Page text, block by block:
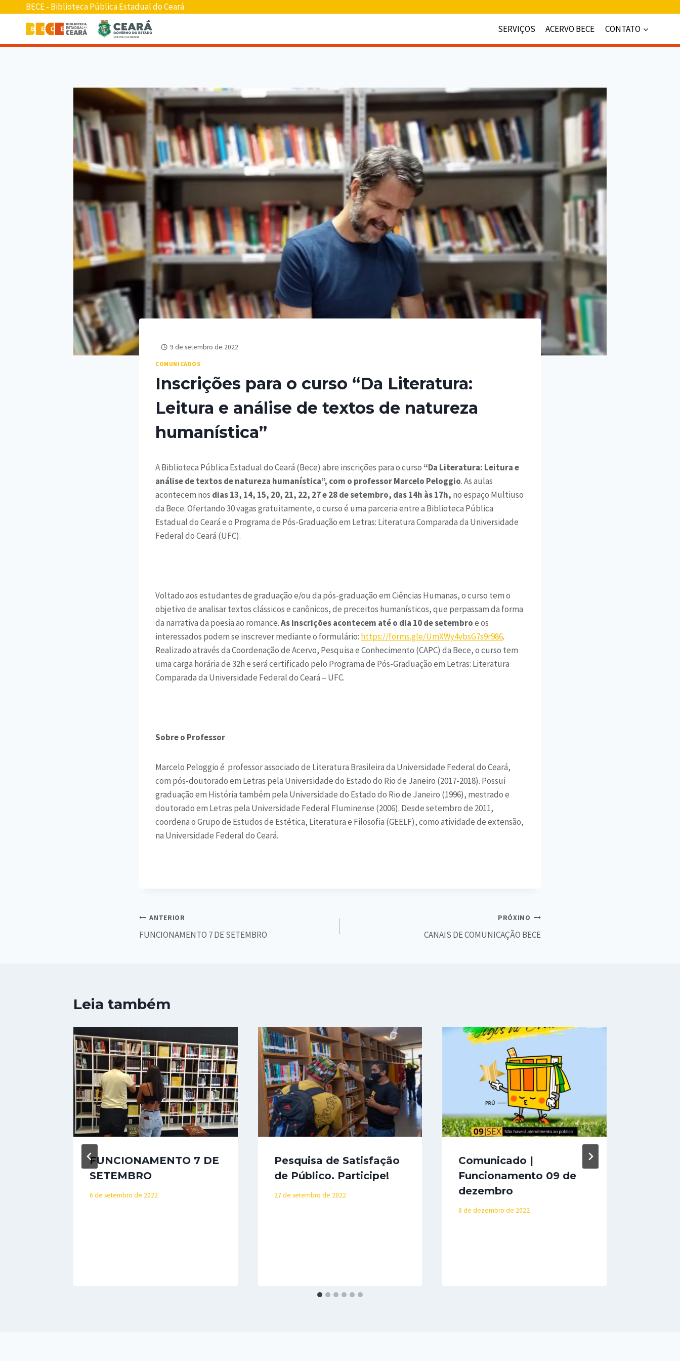
BECE - Biblioteca Pública Estadual do Ceará
SERVIÇOS
ACERVO BECE CONTATO
9 de setembro de 2022
COMUNICADOS
Inscrições para o curso “Da Literatura:
Leitura e análise de textos de natureza
humanística”
A Biblioteca Pública Estadual do Ceará (Bece) abre inscrições parao curso“Da Literatura: Leitura e
análise de textos de natureza humanística”, com o professor Marcelo Peloggio. As aulas
acontecem nos dias 13, 14, 15, 20, 21, 22, 27 e 28 de setembro, das 14h às 17h, no espaço Multiuso
da Bece. Ofertando 30 vagas gratuitamente, o curso é uma parceria entre a Biblioteca Pública
Estadual do Ceará e o Programa de Pós-Graduação em Letras: Literatura Comparada da Universidade
Federal do Ceará (UFC).
Voltado aos estudantes de graduação e/ou da pós-graduação em Ciências Humanas, o curso tem o
objetivo de analisar textos clássicos e canônicos, de preceitos humanísticos, que perpassam da forma
da narrativa da poesia ao romance.As inscrições acontecem até o dia 10 de setembroe os
interessados podem se inscrever mediante o formulário: https://forms.gle/UmXWy4vbsG7s9r986.
Realizado através da Coordenação de Acervo, Pesquisa e Conhecimento (CAPC) da Bece, o curso tem
uma carga horária de 32h e será certificado pelo Programa de Pós-Graduação em Letras: Literatura
Comparada da Universidade Federal do Ceará – UFC.
Sobre o Professor
Marcelo Peloggio é professor associado de Literatura Brasileira da Universidade Federal do Ceará,
com pós-doutorado em Letras pela Universidade do Estado do Rio de Janeiro (2017-2018). Possui
graduação em História também pela Universidade do Estado do Rio de Janeiro (1996), mestrado e
doutorado em Letras pela Universidade Federal Fluminense (2006). Desde setembro de 2011,
coordena o Grupo de Estudos de Estética, Literatura e Filosofia (GEELF), como atividade de extensão,
na Universidade Federal do Ceará.
ANTERIOR
FUNCIONAMENTO 7 DE SETEMBRO
PRÓXIMO
CANAIS DE COMUNICAÇÃO BECE
Leia também
FUNCIONAMENTO 7 DE
SETEMBRO
6 de setembro de 2022
Pesquisa de Satisfação
de Público. Participe!
27 de setembro de 2022
Comunicado |
Funcionamento 09 de
dezembro
8 de dezembro de 2022